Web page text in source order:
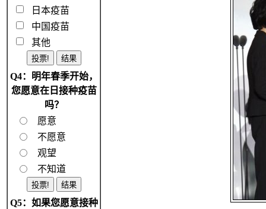
日本疫苗
中国疫苗
其他
Q4：明年春季开始，
您愿意在日接种疫苗
吗？
愿意
不愿意
观望
不知道
Q5：如果您愿意接种